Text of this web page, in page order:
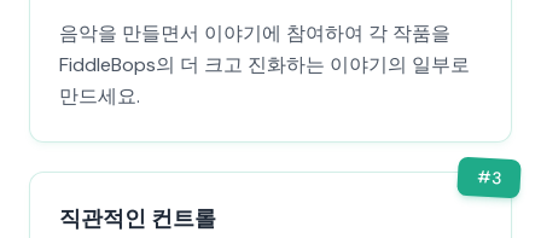
음악을 만들면서 이야기에 참여하여 각 작품을
FiddleBops의 더 크고 진화하는 이야기의 일부로
만드세요.
#3
직관적인 컨트롤